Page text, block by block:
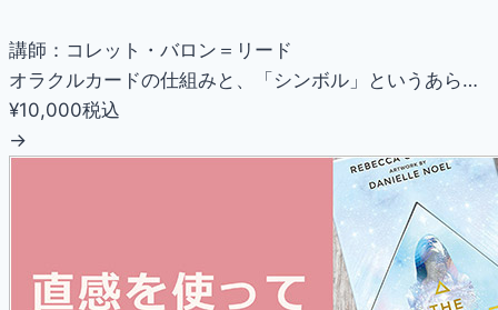
講師：コレット・バロン＝リード
オラクルカードの仕組みと、「シンボル」というあら…
¥10,000税込
→